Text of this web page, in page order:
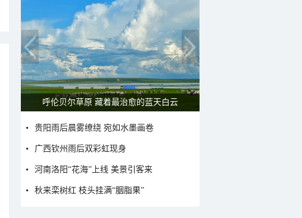
呼伦贝尔草原 藏着最治愈的蓝天白云
贵阳雨后晨雾缭绕 宛如水墨画卷
广西钦州雨后双彩虹现身
河南洛阳“花海”上线 美景引客来
秋来栾树红 枝头挂满“胭脂果”